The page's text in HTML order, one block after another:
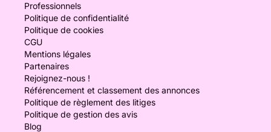
Professionnels
Politique de confidentialité
Politique de cookies
CGU
Mentions légales
Partenaires
Rejoignez-nous !
Référencement et classement des annonces
Politique de règlement des litiges
Politique de gestion des avis
Blog